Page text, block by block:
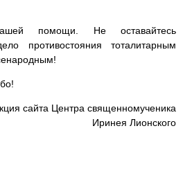
помощи. Не оставайтесь
противостояния тоталитарным
сайта Центра священномученика
Иринея Лионского